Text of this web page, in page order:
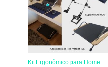
Kit Ergonômico para Home